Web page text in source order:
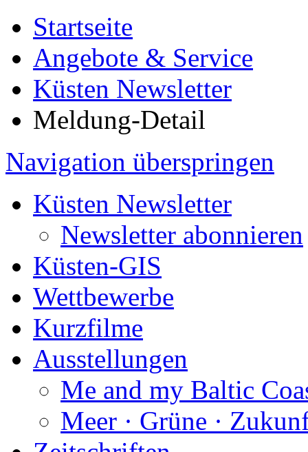
Startseite
Angebote & Service
Küsten Newsletter
Meldung-Detail
Navigation überspringen
Küsten Newsletter
Newsletter abonnieren
Küsten-GIS
Wettbewerbe
Kurzfilme
Ausstellungen
Me and my Baltic
Meer · Grüne ·